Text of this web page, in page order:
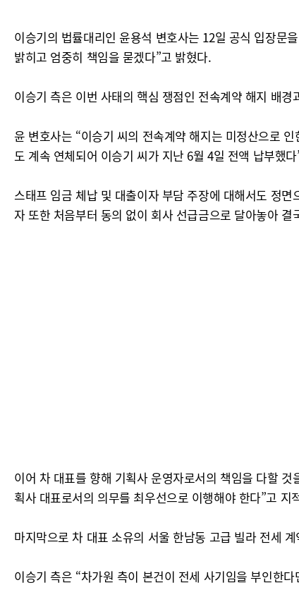
이승기의 법률대리인 윤용석 변호사는 12일 공식 입장문
밝히고 엄중히 책임을 묻겠다”고 밝혔다.
이승기 측은 이번 사태의 핵심 쟁점인 전속계약 해지 배
윤 변호사는 “이승기 씨의 전속계약 해지는 미정산으로
도 계속 연체되어 이승기 씨가 지난 6월 4일 전액 납부했
스태프 임금 체납 및 대출이자 부담 주장에 대해서도 정
자 또한 처음부터 동의 없이 회사 선급금으로 달아놓아
이어 차 대표를 향해 기획사 운영자로서의 책임을 다할
획사 대표로서의 의무를 최우선으로 이행해야 한다”고 지
마지막으로 차 대표 소유의 서울 한남동 고급 빌라 전세
이승기 측은 “차가원 측이 본건이 전세 사기임을 부인한